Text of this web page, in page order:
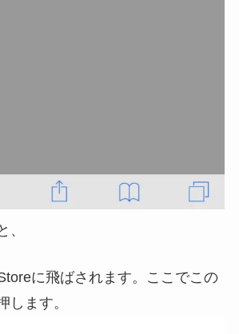
、
に飛ばされます。ここでこの
します。